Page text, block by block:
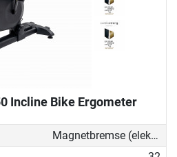
Incline Bike Ergometer
Magnetbremse (elektronisch)